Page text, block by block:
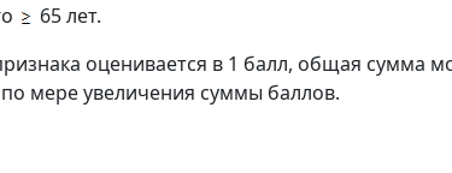
65 лет.
оценивается в 1 балл, общая сумма
по мере увеличения суммы баллов.